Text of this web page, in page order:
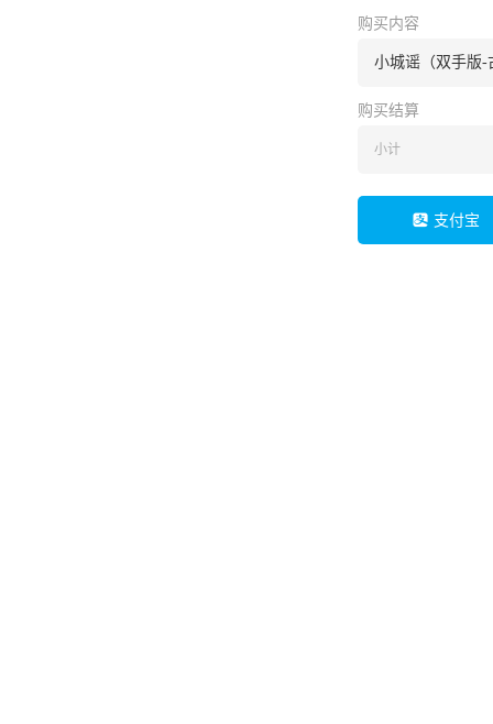
购买内容
小城谣（双手版-
购买结算
小计
支付宝